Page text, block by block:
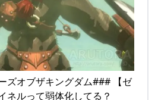
ズオブザキングダム### 【ゼ
ネルって弱体化してる？